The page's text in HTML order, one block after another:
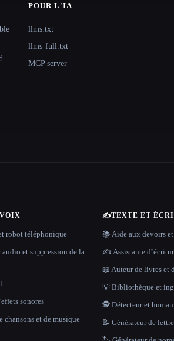
POUR L'IA
llms.txt
llms-full.txt
MCP server
robot téléphonique
et suppression de la
sonores
chansons et de musique
✍️TEXTE ET
📚 Aide aux devoirs
✍️ Assistante
📖 Auteur de livres et
💡 Bibliothèque et
🕵️ Détecteur et
📝 Générateur de